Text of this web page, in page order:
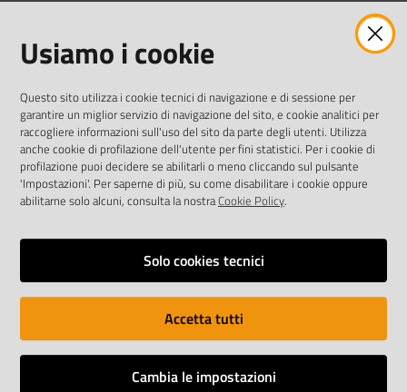
Intestato ad ASP COMUNI MODENESI AREA NORD
Vai alla pagina
Obiettivi di accessibilità
Note legali
Usiamo i cookie
Questo sito utilizza i cookie tecnici di navigazione e di sessione per
garantire un miglior servizio di navigazione del sito, e cookie analitici per
raccogliere informazioni sull'uso del sito da parte degli utenti. Utilizza
anche cookie di profilazione dell'utente per fini statistici. Per i cookie di
profilazione puoi decidere se abilitarli o meno cliccando sul pulsante
'Impostazioni'. Per saperne di più, su come disabilitare i cookie oppure
abilitarne solo alcuni, consulta la nostraCookie Policy.
Solo cookies tecnici
Accetta tutti
Cambia le impostazioni